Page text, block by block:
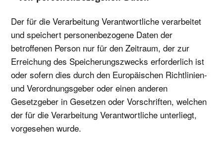
Der für die Verarbeitung Verantwortliche verarbeitet
und speichert personenbezogene Daten der
betroffenen Person nur für den Zeitraum, der zur
Erreichung des Speicherungszwecks erforderlich ist
oder sofern dies durch den Europäischen Richtlinien-
und Verordnungsgeber oder einen anderen
Gesetzgeber in Gesetzen oder Vorschriften, welchen
der für die Verarbeitung Verantwortliche unterliegt,
vorgesehen wurde.